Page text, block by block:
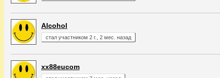
Alcohol
стал участником 2 г., 2 мес. назад
xx88eucom